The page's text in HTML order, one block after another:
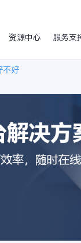
资源中心 服务支
不好